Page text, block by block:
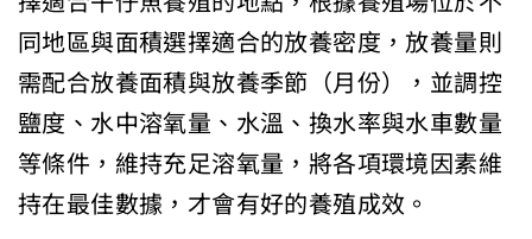
同地區與面積選擇適合的放養密度，放養量則
需配合放養面積與放養季節（月份），並調控
鹽度、水中溶氧量、水溫、換水率與水車數量
等條件，維持充足溶氧量，將各項環境因素維
持在最佳數據，才會有好的養殖成效。